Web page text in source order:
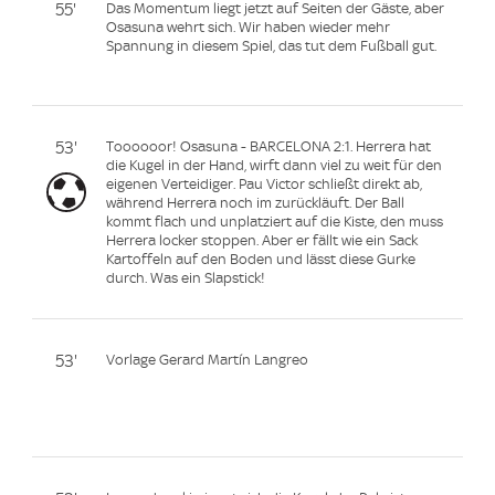
55'
Das Momentum liegt jetzt auf Seiten der Gäste, aber
Osasuna wehrt sich. Wir haben wieder mehr
Spannung in diesem Spiel, das tut dem Fußball gut.
53'
Toooooor! Osasuna - BARCELONA 2:1. Herrera hat
die Kugel in der Hand, wirft dann viel zu weit für den
eigenen Verteidiger. Pau Victor schließt direkt ab,
während Herrera noch im zurückläuft. Der Ball
kommt flach und unplatziert auf die Kiste, den muss
Herrera locker stoppen. Aber er fällt wie ein Sack
Kartoffeln auf den Boden und lässt diese Gurke
durch. Was ein Slapstick!
53' Vorlage Gerard Martín Langreo